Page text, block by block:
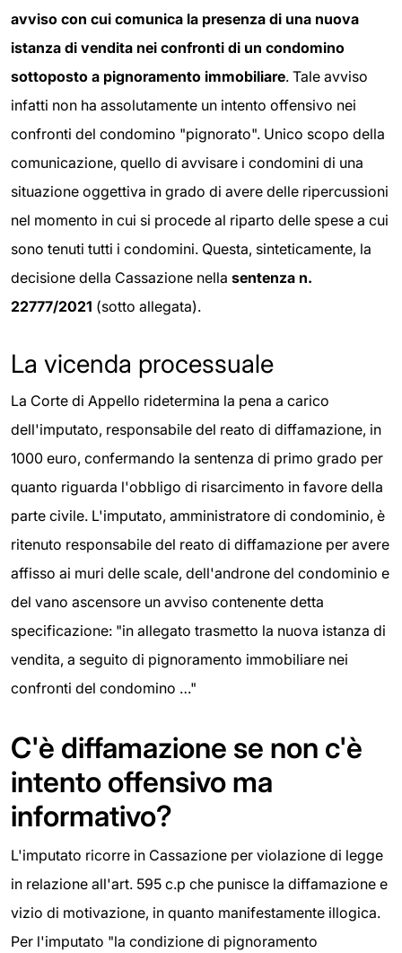
avviso con cui comunica la presenza di una nuova
istanza di vendita nei confronti di un condomino
sottoposto a pignoramento immobiliare. Tale avviso
infatti non ha assolutamente un intento offensivo nei
confronti del condomino "pignorato". Unico scopo della
comunicazione, quello di avvisare i condomini di una
situazione oggettiva in grado di avere delle ripercussioni
nel momento in cui si procede al riparto delle spese a cui
sono tenuti tutti i condomini. Questa, sinteticamente, la
decisione della Cassazione nella sentenza n.
22777/2021 (sotto allegata).
La vicenda processuale
La Corte di Appello ridetermina la pena a carico
dell'imputato, responsabile del reato di diffamazione, in
1000 euro, confermando la sentenza di primo grado per
quanto riguarda l'obbligo di risarcimento in favore della
parte civile. L'imputato, amministratore di condominio, è
ritenuto responsabile del reato di diffamazione per avere
affisso ai muri delle scale, dell'androne del condominio e
del vano ascensore un avviso contenente detta
specificazione: "in allegato trasmetto la nuova istanza di
vendita, a seguito di pignoramento immobiliare nei
confronti del condomino …"
C'è diffamazione se non c'è
intento offensivo ma
informativo?
L'imputato ricorre in Cassazione per violazione di legge
in relazione all'art. 595 c.p che punisce la diffamazione e
vizio di motivazione, in quanto manifestamente illogica.
Per l'imputato "la condizione di pignoramento